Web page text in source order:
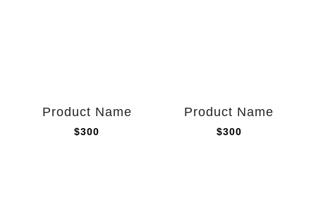
Product Name
$300
Product Name
$300